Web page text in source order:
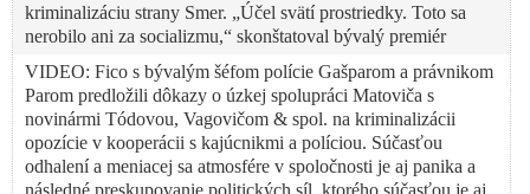
kriminalizáciu strany Smer. „Účel svätí prostriedky. Toto sa
nerobilo ani za socializmu,“ skonštatoval bývalý premiér
VIDEO: Fico s bývalým šéfom polície Gašparom a právnikom
Parom predložili dôkazy o úzkej spolupráci Matoviča s
novinármi Tódovou, Vagovičom & spol. na kriminalizácii
opozície v kooperácii s kajúcnikmi a políciou. Súčasťou
odhalení a meniacej sa atmosfére v spoločnosti je aj panika a
následné preskupovanie politických síl, ktorého súčasťou je aj